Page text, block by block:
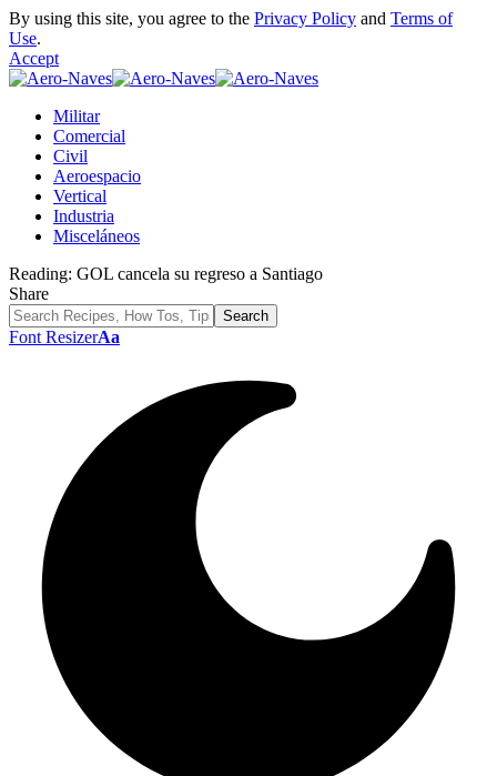
By using this site, you agree to the Privacy Policy and Terms of
Use.
Accept
Militar
Comercial
Civil
Aeroespacio
Vertical
Industria
Misceláneos
Reading: GOL cancela su regreso a Santiago
Share
Font ResizerAa